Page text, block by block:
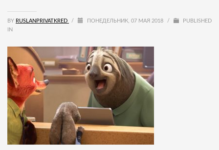
BY RUSLANPRIVATKRED / ПОНЕДЕЛЬНИК, 07 МАЯ 2018 /
PUBLISHED
IN